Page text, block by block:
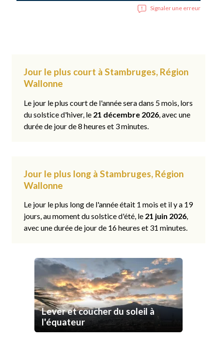
Signaler une erreur
Jour le plus court à Stambruges, Région
Wallonne
Le jour le plus court de l'année sera dans 5 mois, lors
du solstice d'hiver, le 21 décembre 2026, avec une
durée de jour de 8 heures et 3 minutes.
Jour le plus long à Stambruges, Région
Wallonne
Le jour le plus long de l'année était 1 mois et il y a 19
jours, au moment du solstice d'été, le 21 juin 2026,
avec une durée de jour de 16 heures et 31 minutes.
Lever et coucher du soleil à
l'équateur